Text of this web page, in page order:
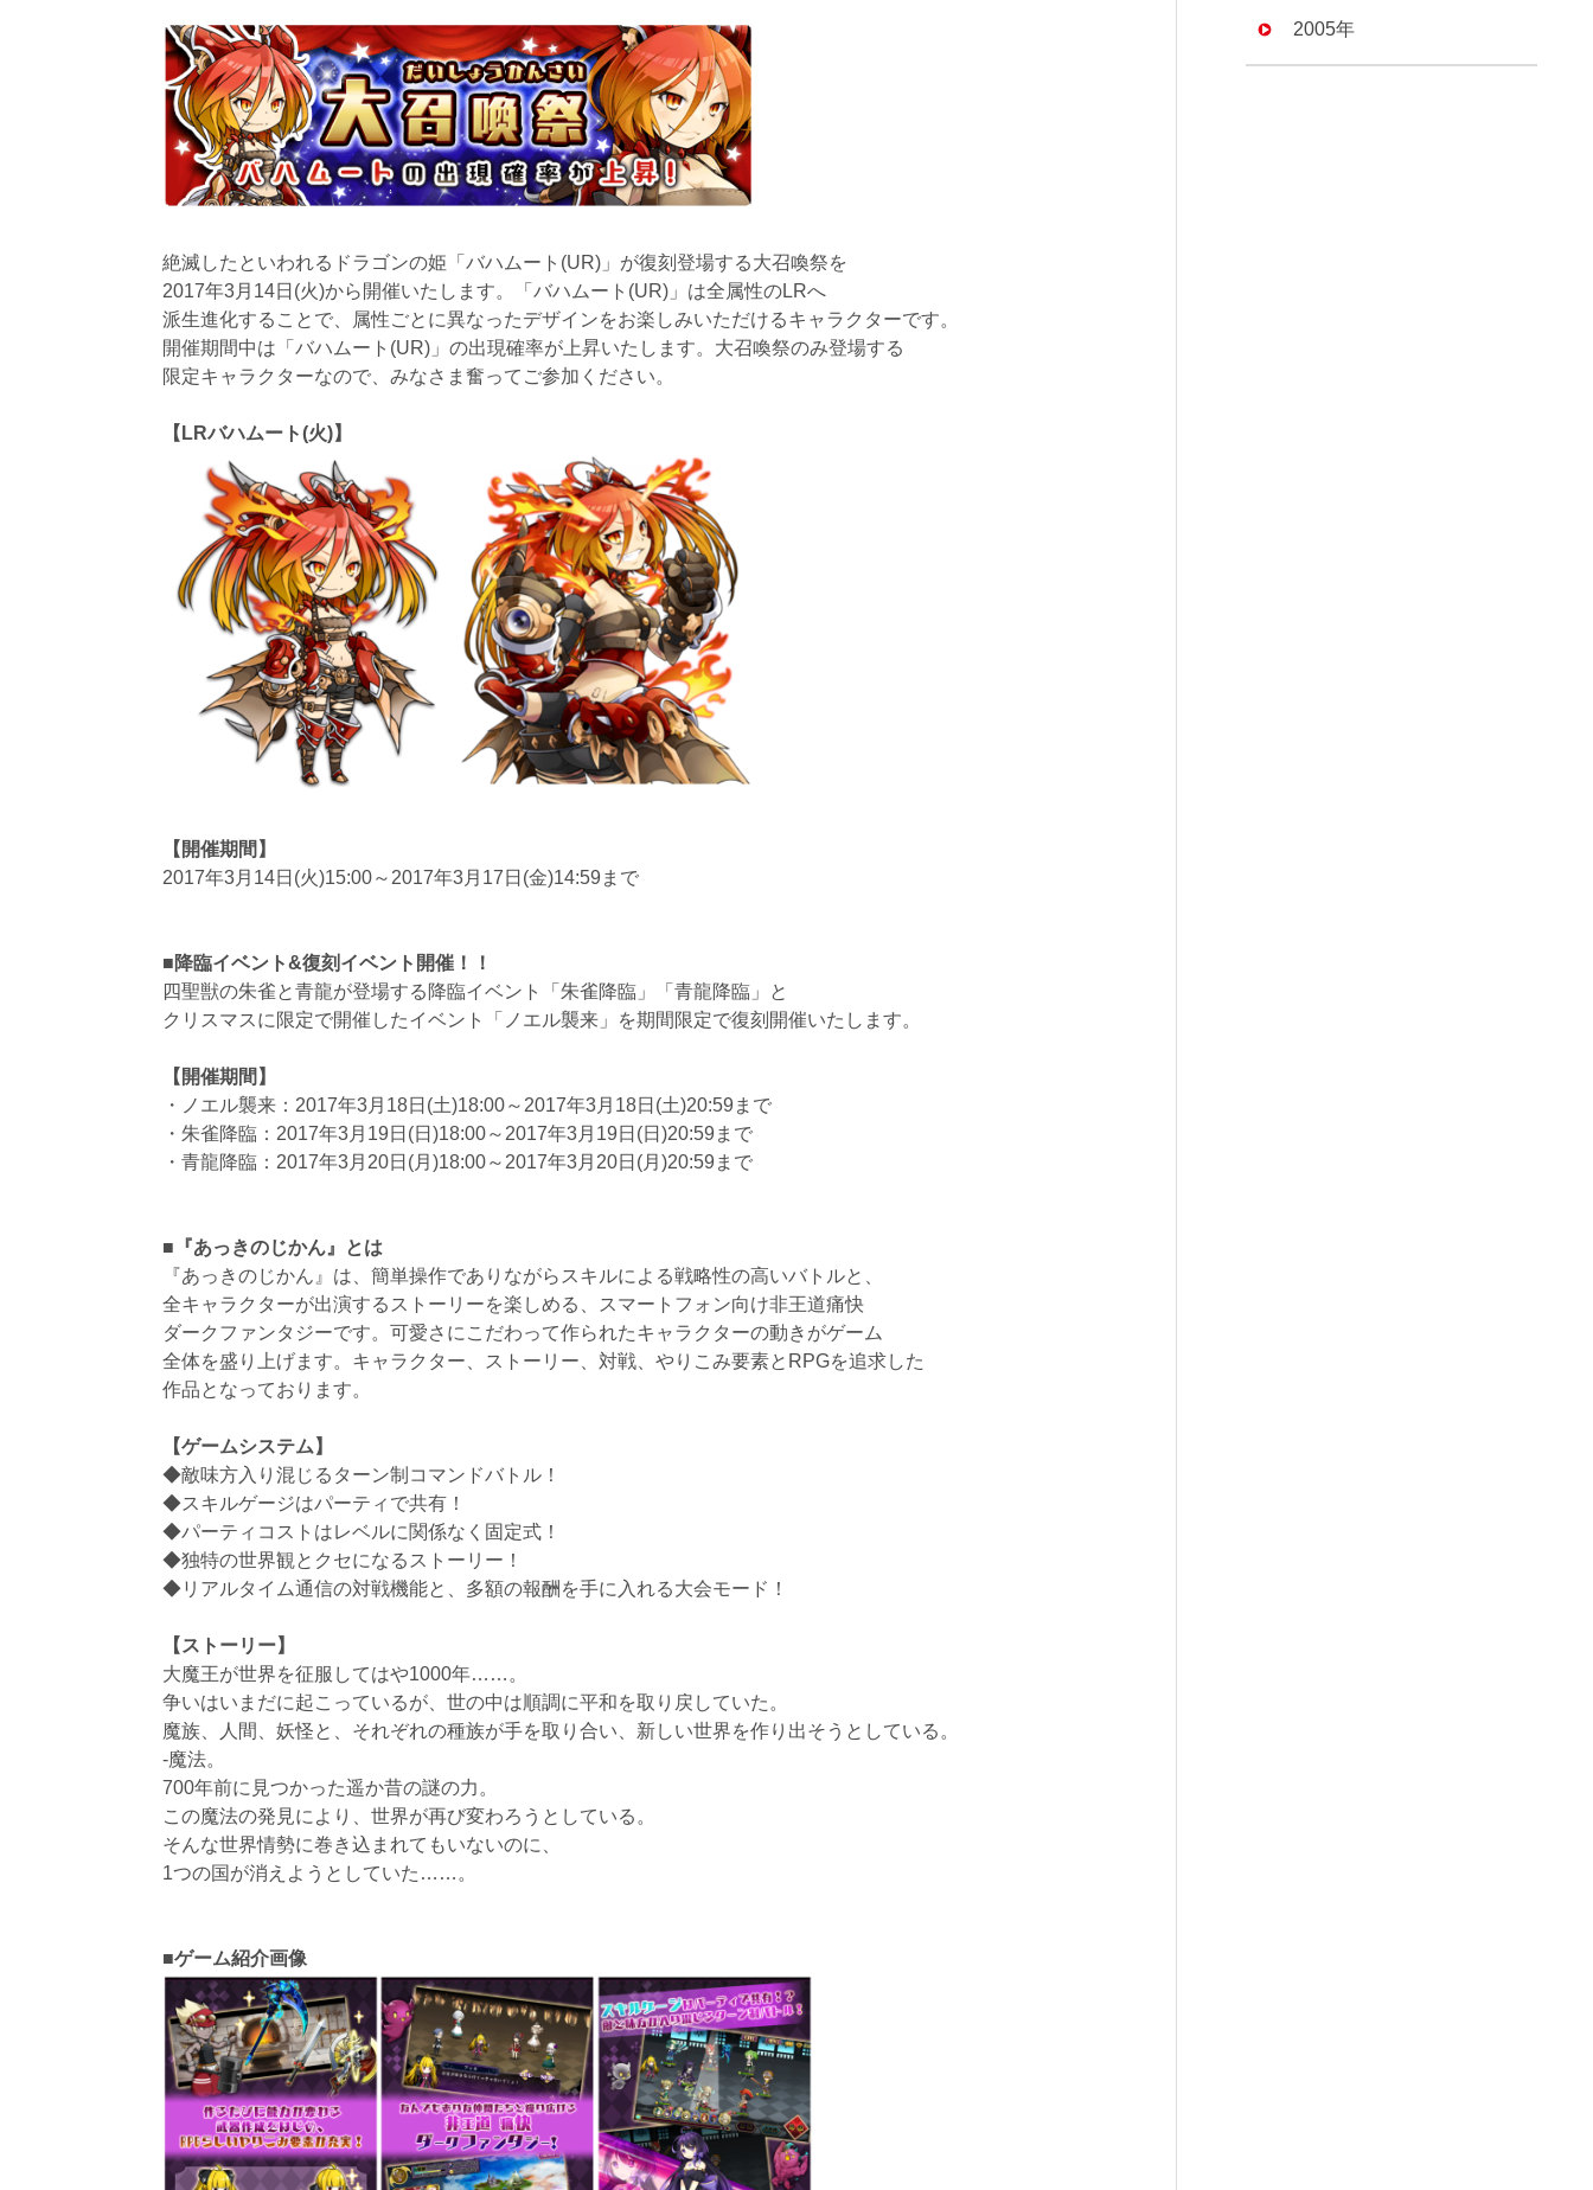
絶滅したといわれるドラゴンの姫「バハムート(UR)」が復刻登場する大召喚祭を
2017年3月14日(火)から開催いたします。「バハムート(UR)」は全属性のLRへ
派生進化することで、属性ごとに異なったデザインをお楽しみいただけるキャラクターです。
開催期間中は「バハムート(UR)」の出現確率が上昇いたします。大召喚祭のみ登場する
限定キャラクターなので、みなさま奮ってご参加ください。
【LRバハムート(火)】
【開催期間】
2017年3月14日(火)15:00～2017年3月17日(金)14:59まで
■降臨イベント&復刻イベント開催！！
四聖獣の朱雀と青龍が登場する降臨イベント「朱雀降臨」「青龍降臨」と
クリスマスに限定で開催したイベント「ノエル襲来」を期間限定で復刻開催いたします。
【開催期間】
・ノエル襲来：2017年3月18日(土)18:00～2017年3月18日(土)20:59まで
・朱雀降臨：2017年3月19日(日)18:00～2017年3月19日(日)20:59まで
・青龍降臨：2017年3月20日(月)18:00～2017年3月20日(月)20:59まで
■『あっきのじかん』とは
『あっきのじかん』は、簡単操作でありながらスキルによる戦略性の高いバトルと、
全キャラクターが出演するストーリーを楽しめる、スマートフォン向け非王道痛快
ダークファンタジーです。可愛さにこだわって作られたキャラクターの動きがゲーム
全体を盛り上げます。キャラクター、ストーリー、対戦、やりこみ要素とRPGを追求した
作品となっております。
【ゲームシステム】
◆敵味方入り混じるターン制コマンドバトル！
◆スキルゲージはパーティで共有！
◆パーティコストはレベルに関係なく固定式！
◆独特の世界観とクセになるストーリー！
◆リアルタイム通信の対戦機能と、多額の報酬を手に入れる大会モード！
【ストーリー】
大魔王が世界を征服してはや1000年……。
争いはいまだに起こっているが、世の中は順調に平和を取り戻していた。
魔族、人間、妖怪と、それぞれの種族が手を取り合い、新しい世界を作り出そうとしている。
-魔法。
700年前に見つかった遥か昔の謎の力。
この魔法の発見により、世界が再び変わろうとしている。
そんな世界情勢に巻き込まれてもいないのに、
1つの国が消えようとしていた……。
■ゲーム紹介画像
2005年